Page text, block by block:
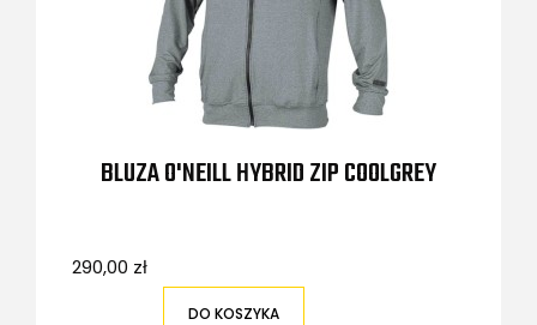
BLUZA O'NEILL HYBRID ZIP COOLGREY
290,00 zł
DO KOSZYKA